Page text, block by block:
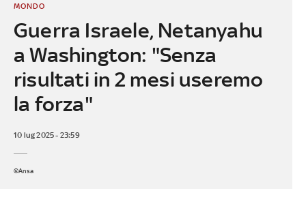
Guerra Israele, Netanyahu
a Washington: "Senza
risultati in 2 mesi useremo
la forza"
MONDO
10 lug 2025 - 23:59
©Ansa